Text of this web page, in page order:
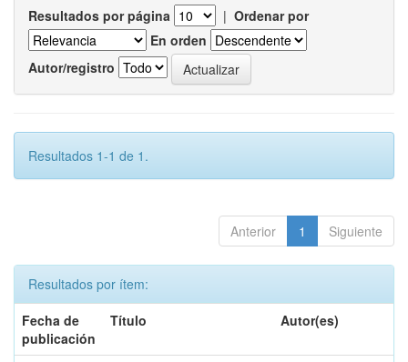
Resultados por página | Ordenar por
En orden
Autor/registro
Resultados 1-1 de 1.
Anterior 1 Siguiente
Resultados por ítem:
Fecha de
publicación
Título Autor(es)